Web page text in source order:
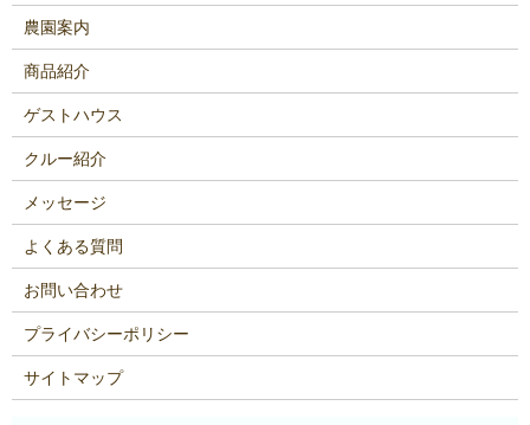
農園案内
商品紹介
ゲストハウス
クルー紹介
メッセージ
よくある質問
お問い合わせ
プライバシーポリシー
サイトマップ